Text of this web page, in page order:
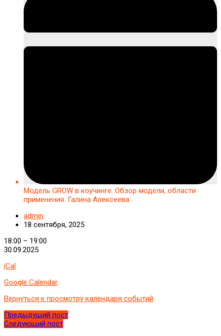
Модель GROW в коучинге. Обзор модели, области
применения. Галина Алексеева
admin
18 сентября, 2025
Модель
GROW
коучинге.
модели,
области
применения.
Галина
Алексеева
18:00 – 19:00
30.09.2025
iCal
Google Calendar
Вернуться к просмотру календаря событий
Предыдущий пост
Следующий пост